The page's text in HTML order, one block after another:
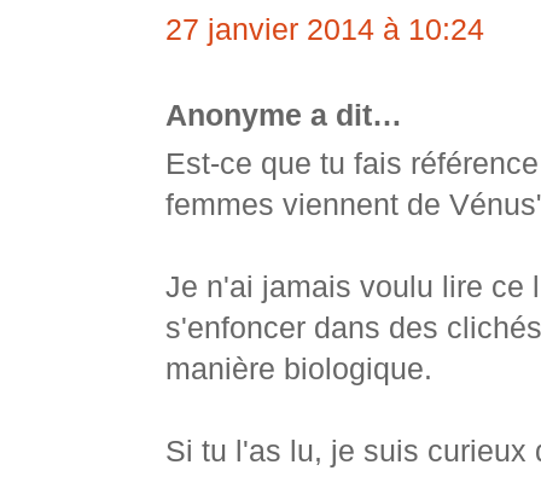
27 janvier 2014 à 10:24
Anonyme a dit…
Est-ce que tu fais
femmes viennent de
Je n'ai jamais voulu lire ce
s'enfoncer dans des
manière biologique.
Si tu l'as lu, je suis curieux